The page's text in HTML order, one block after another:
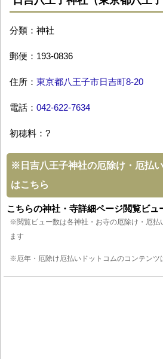
分類：神社
郵便：193-0836
住所： 東京都八王子市日吉町8-20
電話： 042-622-7634
初穂料：?
※ 日吉八王子神社の厄除け・厄払
はこちら
こちらの神社・寺詳細ページ閲覧ビュ
※閲覧ビュー数は各神社・お寺の厄除け・厄払
ます
※厄年・厄除け厄払いドットコムのコンテンツ